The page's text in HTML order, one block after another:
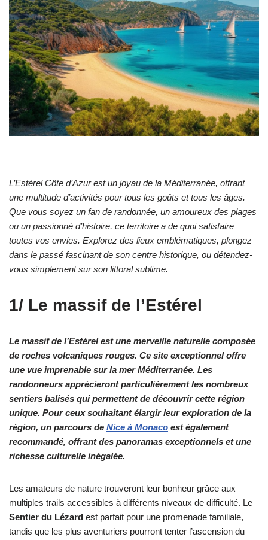
L’Estérel Côte d’Azur est un joyau de la Méditerranée, offrant
une multitude d’activités pour tous les goûts et tous les âges.
Que vous soyez un fan de randonnée, un amoureux des plages
ou un passionné d’histoire, ce territoire a de quoi satisfaire
toutes vos envies. Explorez des lieux emblématiques, plongez
dans le passé fascinant de son centre historique, ou détendez-
vous simplement sur son littoral sublime.
1/ Le massif de l’Estérel
Le massif de l’Estérel est une merveille naturelle composée
de roches volcaniques rouges. Ce site exceptionnel offre
une vue imprenable sur la mer Méditerranée. Les
randonneurs apprécieront particulièrement les nombreux
sentiers balisés qui permettent de découvrir cette région
unique. Pour ceux souhaitant élargir leur exploration de la
région, un parcours de Nice à Monaco est également
recommandé, offrant des panoramas exceptionnels et une
richesse culturelle inégalée.
Les amateurs de nature trouveront leur bonheur grâce aux
multiples trails accessibles à différents niveaux de difficulté. Le
Sentier du Lézard est parfait pour une promenade familiale,
tandis que les plus aventuriers pourront tenter l’ascension du